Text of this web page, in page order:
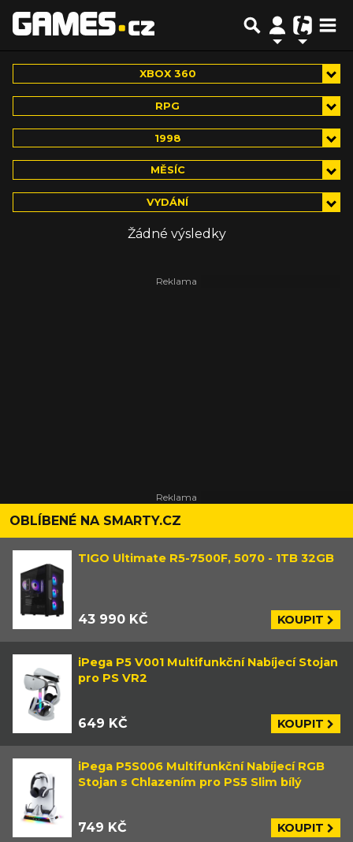
XBOX 360
RPG
1998
MĚSÍC
VYDÁNÍ
Žádné výsledky
OBLÍBENÉ NA SMARTY.CZ
TIGO Ultimate R5-7500F, 5070 - 1TB 32GB
43 990 KČ KOUPIT
iPega P5 V001 Multifunkční Nabíjecí Stojan
pro PS VR2
649 KČ KOUPIT
iPega P5S006 Multifunkční Nabíjecí RGB
Stojan s Chlazením pro PS5 Slim bílý
749 KČ KOUPIT